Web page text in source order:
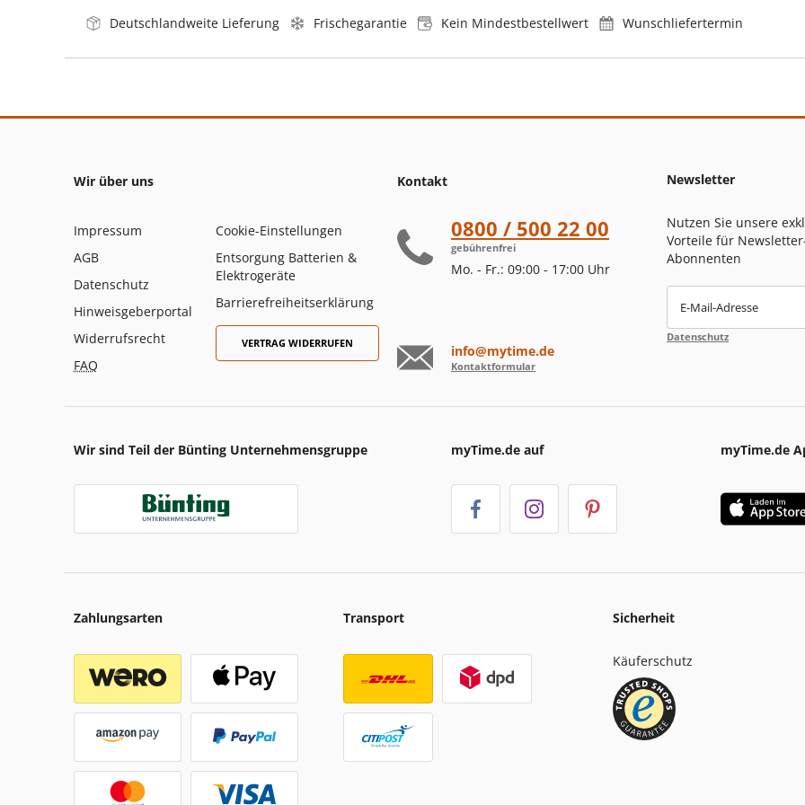
Deutschlandweite Lieferung Frischegarantie Kein Mindestbestellwert Wunschliefertermin
Wir über uns
Impressum
AGB
Datenschutz
Hinweisgeberportal
Widerrufsrecht
FAQ
Cookie-Einstellungen
Entsorgung Batterien &
Elektrogeräte
Barrierefreiheitserklärung
VERTRAG WIDERRUFEN
Kontakt
0800 / 500 22 00
gebührenfrei
Mo. - Fr.: 09:00 - 17:00 Uhr
info@mytime.de
Kontaktformular
Newsletter
Nutzen Sie unsere
Vorteile für
Abonnenten
E-Mail-Adresse
Datenschutz
Wir sind Teil der Bünting Unternehmensgruppe myTime.de auf myTime.de
Zahlungsarten Transport Sicherheit
Käuferschutz